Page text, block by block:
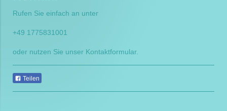
Rufen Sie einfach an unter
+49 1775831001
oder nutzen Sie unser Kontaktformular.
Teilen